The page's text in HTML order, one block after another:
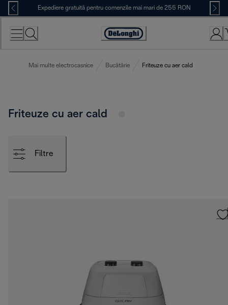
Skip
to
Content
Expediere gratuită pentru comenzile mai mari de 255 RON
Accessibility
Mai multe electrocasnice Bucătărie Friteuze cu aer cald
Friteuze cu aer cald
Filtre